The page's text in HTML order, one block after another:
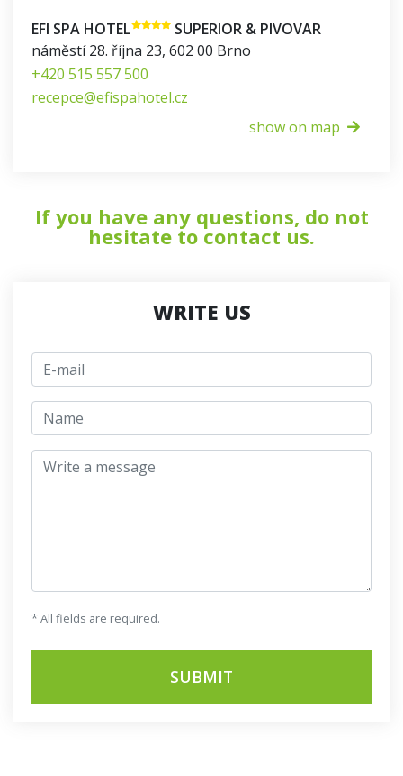
EFI SPA HOTEL
SUPERIOR & PIVOVAR
náměstí 28. října 23, 602 00 Brno
+420 515 557 500
recepce@efispahotel.cz
show on map
If you have any questions, do not
hesitate to contact us.
WRITE US
E-mail
jmeno
Write a message
* All fields are required.
SUBMIT